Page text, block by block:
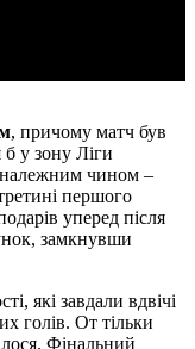
, причому матч був
у зону Ліги
належним чином –
першого
уперед після
замкнувши
які завдали вдвічі
голів. От тільки
Фінальний